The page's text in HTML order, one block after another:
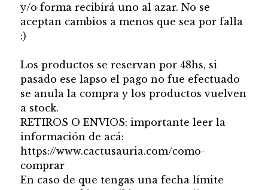
y/o forma recibirá uno al azar. No se
aceptan cambios a menos que sea por falla
:)
Los productos se reservan por 48hs, si
pasado ese lapso el pago no fue efectuado
se anula la compra y los productos vuelven
a stock.
RETIROS O ENVIOS: importante leer la
información de acá:
https://www.cactusauria.com/como-
comprar
En caso de que tengas una fecha límite